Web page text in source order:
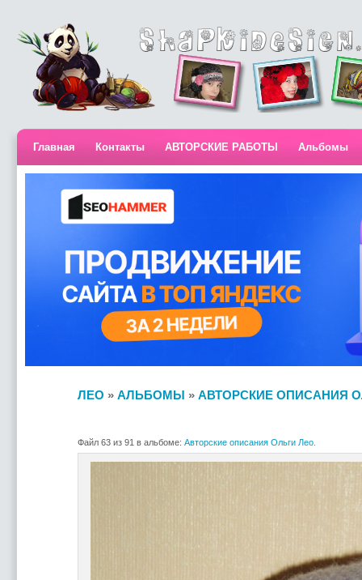
Главная Контакты АВТОРСКИЕ РАБОТЫ Альбомы
ЛЕО » АЛЬБОМЫ » АВТОРСКИЕ ОПИСАНИЯ
Файл 63 из 91 в альбоме: Авторские описания Ольги Лео.